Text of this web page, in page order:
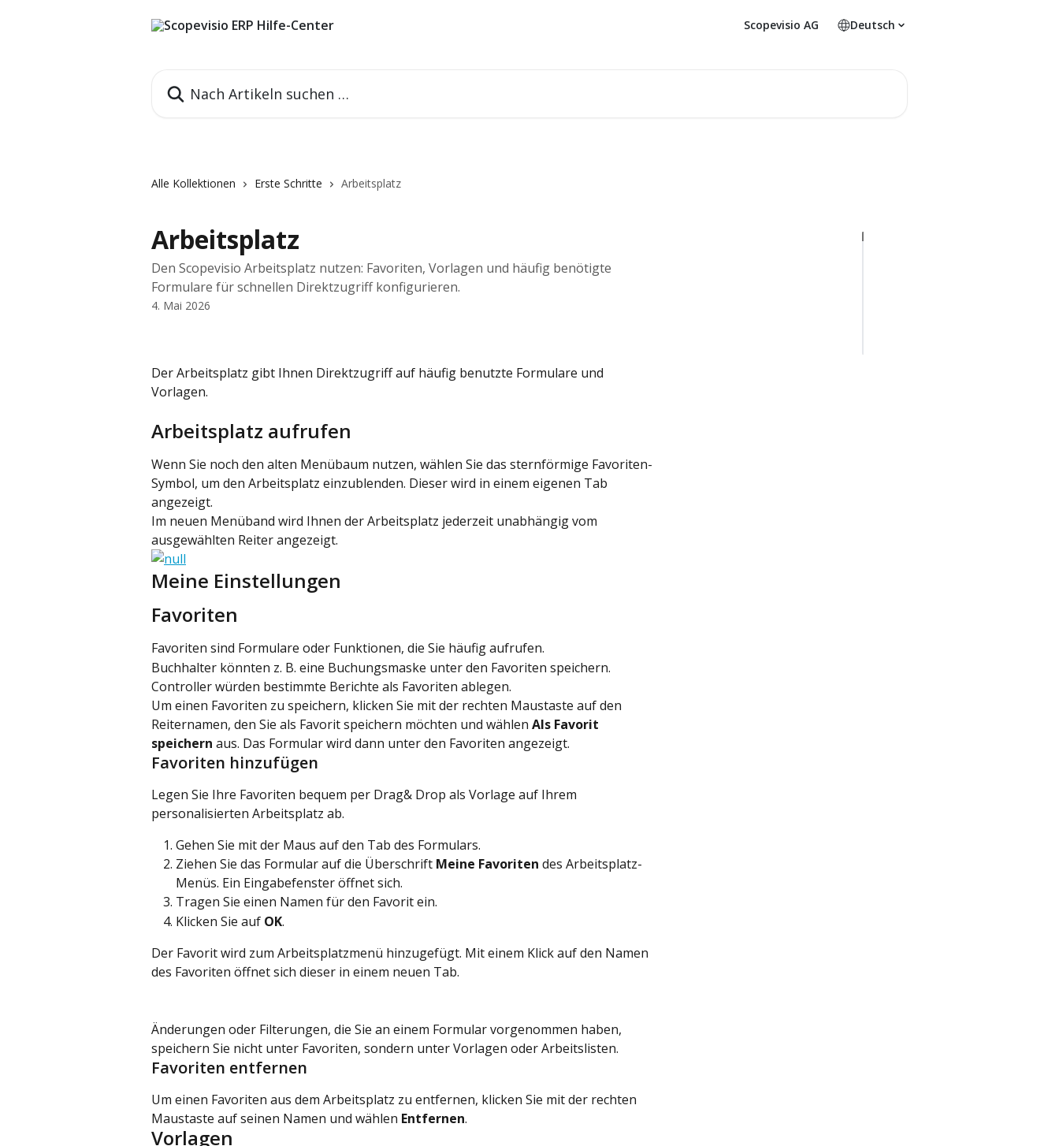
Scopevisio AG Deutsch
Alle Kollektionen Erste Schritte Arbeitsplatz
Arbeitsplatz
Den Scopevisio Arbeitsplatz nutzen: Favoriten, Vorlagen und häufig benötigte
Formulare für schnellen Direktzugriff konfigurieren.
4. Mai 2026
Der Arbeitsplatz gibt Ihnen Direktzugriff auf häufig benutzte Formulare und
Vorlagen.
Arbeitsplatz aufrufen
Wenn Sie noch den alten Menübaum nutzen, wählen Sie das sternförmige Favoriten-
Symbol, um den Arbeitsplatz einzublenden. Dieser wird in einem eigenen Tab
angezeigt.
Im neuen Menüband wird Ihnen der Arbeitsplatz jederzeit unabhängig vom
ausgewählten Reiter angezeigt.
Meine Einstellungen
Favoriten
Favoriten sind Formulare oder Funktionen, die Sie häufig aufrufen.
Buchhalter könnten z. B. eine Buchungsmaske unter den Favoriten speichern.
Controller würden bestimmte Berichte als Favoriten ablegen.
Um einen Favoriten zu speichern, klicken Sie mit der rechten Maustaste auf den
Reiternamen, den Sie als Favorit speichern möchten und wählen Als Favorit
speichern aus. Das Formular wird dann unter den Favoriten angezeigt.
Favoriten hinzufügen
Legen Sie Ihre Favoriten bequem per Drag& Drop als Vorlage auf Ihrem
personalisierten Arbeitsplatz ab.
Gehen Sie mit der Maus auf den Tab des Formulars.
Ziehen Sie das Formular auf die Überschrift Meine Favoriten des Arbeitsplatz-
Menüs. Ein Eingabefenster öffnet sich.
Tragen Sie einen Namen für den Favorit ein.
Klicken Sie auf OK.
Der Favorit wird zum Arbeitsplatzmenü hinzugefügt. Mit einem Klick auf den Namen
des Favoriten öffnet sich dieser in einem neuen Tab.
Änderungen oder Filterungen, die Sie an einem Formular vorgenommen haben,
speichern Sie nicht unter Favoriten, sondern unter Vorlagen oder Arbeitslisten.
Favoriten entfernen
Um einen Favoriten aus dem Arbeitsplatz zu entfernen, klicken Sie mit der rechten
Maustaste auf seinen Namen und wählen Entfernen.
Vorlagen